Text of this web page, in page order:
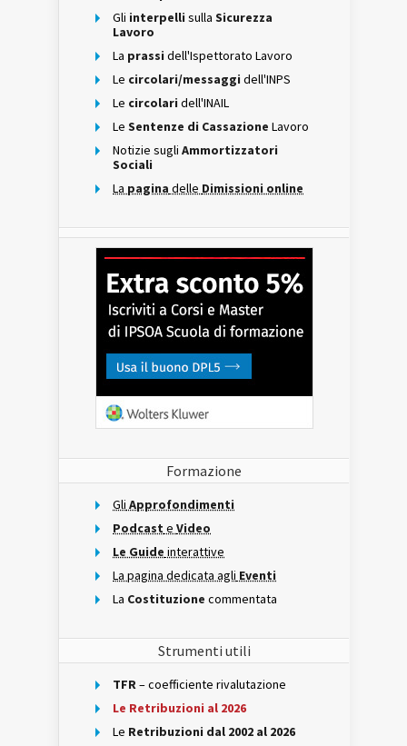
Gli interpelli sulla Sicurezza
Lavoro
La prassi dell'Ispettorato Lavoro
Le circolari/messaggi dell'INPS
Le circolari dell'INAIL
Le Sentenze di Cassazione Lavoro
Notizie sugli Ammortizzatori
Sociali
La pagina delle Dimissioni online
Formazione
Gli Approfondimenti
Podcast e Video
Le Guide interattive
La pagina dedicata agli Eventi
La Costituzione commentata
Strumenti utili
TFR– coefficiente rivalutazione
Le Retribuzioni al 2026
Le Retribuzioni dal 2002 al 2026